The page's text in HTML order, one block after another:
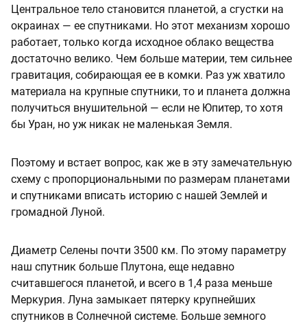
Центральное тело становится планетой, а сгустки на
окраинах — ее спутниками. Но этот механизм хорошо
работает, только когда исходное облако вещества
достаточно велико. Чем больше материи, тем сильнее
гравитация, собирающая ее в комки. Раз уж хватило
материала на крупные спутники, то и планета должна
получиться внушительной — если не Юпитер, то хотя
бы Уран, но уж никак не маленькая Земля.
Поэтому и встает вопрос, как же в эту замечательную
схему с пропорциональными по размерам планетами
и спутниками вписать историю с нашей Землей и
громадной Луной.
Диаметр Селены почти 3500 км. По этому параметру
наш спутник больше Плутона, еще недавно
считавшегося планетой, и всего в 1,4 раза меньше
Меркурия. Луна замыкает пятерку крупнейших
спутников в Солнечной системе. Больше земного